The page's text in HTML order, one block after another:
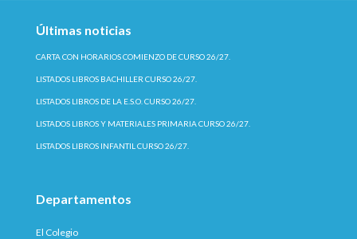
Últimas noticias
CARTA CON HORARIOS COMIENZO DE CURSO 26/27.
LISTADOS LIBROS BACHILLER CURSO 26/27.
LISTADOS LIBROS DE LA E.S.O. CURSO 26/27.
LISTADOS LIBROS Y MATERIALES PRIMARIA CURSO 26/27.
LISTADOS LIBROS INFANTIL CURSO 26/27.
Departamentos
El Colegio